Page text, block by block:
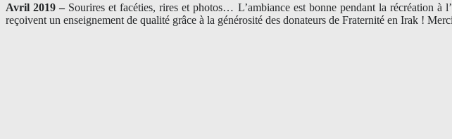
Avril 2019 – Sourires et facéties, rires et photos… L’ambiance est bonne pendant la récréation
reçoivent un enseignement de qualité grâce à la générosité des donateurs de Fraternité en Irak ! Merci